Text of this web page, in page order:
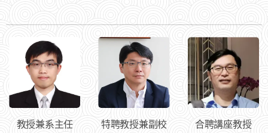
教授兼系主任
特聘教授兼副校
合聘講座教授